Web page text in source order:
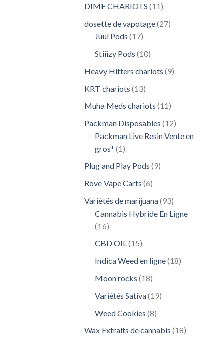
DIME CHARIOTS 1111
dosette de vapotage 2727
Juul Pods 1717
Stiiizy Pods 1010
Heavy Hitters chariots 99
KRT chariots 1313
Muha Meds chariots 1111
Packman Disposables 1212
produits
Packman Live Resin Vente en
gros* 11
Plug and Play Pods 99
Rove Vape Carts 66
Variétés de marijuana 9393
produits
Cannabis Hybride En Ligne
1616
CBD OIL 1515
Indica Weed en ligne 1818
Moon rocks 1818
Variétés Sativa 1919
Weed Cookies 88
Wax Extraits de cannabis 1818